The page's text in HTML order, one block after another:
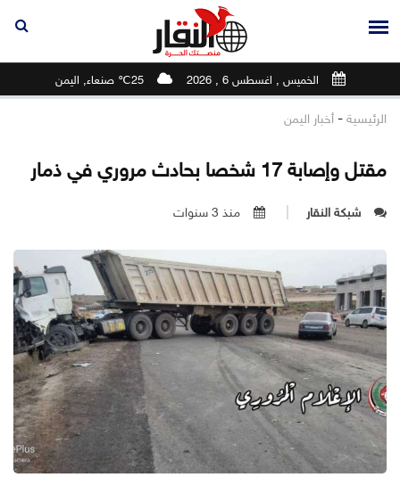
الخميس , اغسطس 6 , 2026 25℃ صنعاء, اليمن
الرئيسية - أخبار اليمن
مقتل وإصابة 17 شخصا بحادث مروري في ذمار
شبكة النقار منذ 3 سنوات